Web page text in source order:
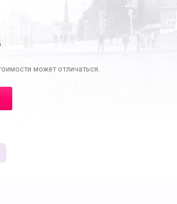
может отличаться.